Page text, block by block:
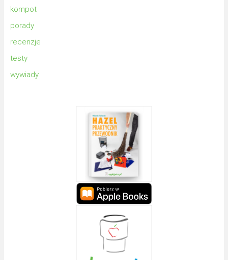
kompot
porady
recenzje
testy
wywiady